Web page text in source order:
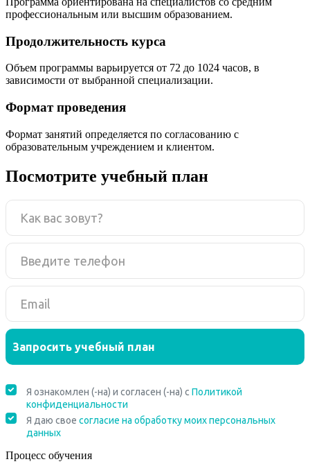
профессиональным или высшим образованием.
Продолжительность курса
Объем программы варьируется от 72 до 1024 часов, в
зависимости от выбранной специализации.
Формат проведения
Формат занятий определяется по согласованию с
образовательным учреждением и клиентом.
Посмотрите учебный план
Процесс обучения